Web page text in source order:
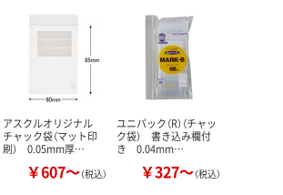
カゴへ
アスクルオリジナル
チャック袋（マット印
刷） 0.05mm厚…
￥607～（税込）
ユニパック（R）（チャッ
ク袋） 書き込み欄付
き 0.04mm…
￥327～（税込）